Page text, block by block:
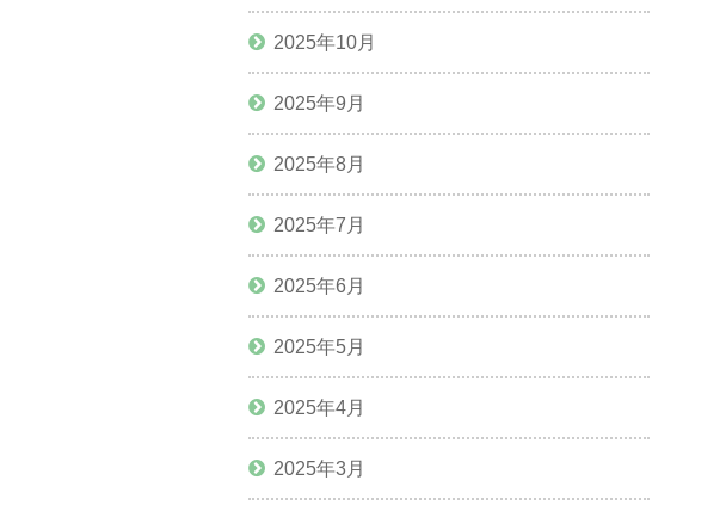
2025年10月
2025年9月
2025年8月
2025年7月
2025年6月
2025年5月
2025年4月
2025年3月